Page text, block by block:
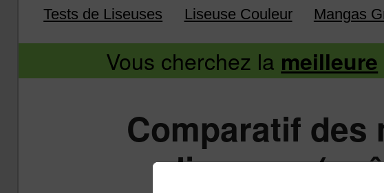
Tests de Liseuses Liseuse Couleur Mangas
Vous cherchez la meilleure
Comparatif des
liseuses